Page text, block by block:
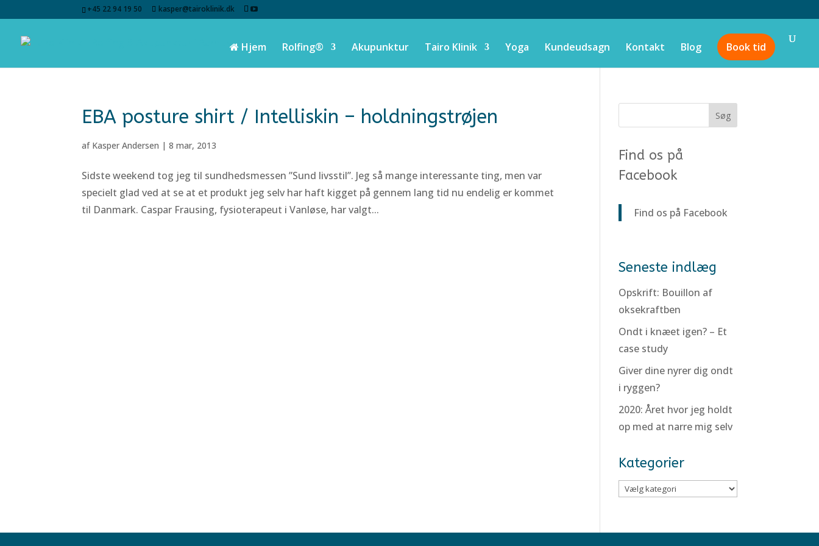
+45 22 94 19 50 kasper@tairoklinik.dk
Hjem Rolfing® Akupunktur Tairo Klinik Yoga Kundeudsagn Kontakt Blog Book tid
EBA posture shirt / Intelliskin – holdningstrøjen
af Kasper Andersen |8 mar, 2013
Sidste weekend tog jeg til sundhedsmessen ”Sund livsstil”. Jeg så mange interessante ting, men var
specielt glad ved at se at et produkt jeg selv har haft kigget på gennem lang tid nu endelig er kommet
til Danmark. Caspar Frausing, fysioterapeut i Vanløse, har valgt...
Find os på
Facebook
Find os på Facebook
Seneste indlæg
Opskrift: Bouillon af
oksekraftben
Ondt i knæet igen? – Et
case study
Giver dine nyrer dig ondt
i ryggen?
2020: Året hvor jeg holdt
op med at narre mig selv
Kategorier
Kategorier